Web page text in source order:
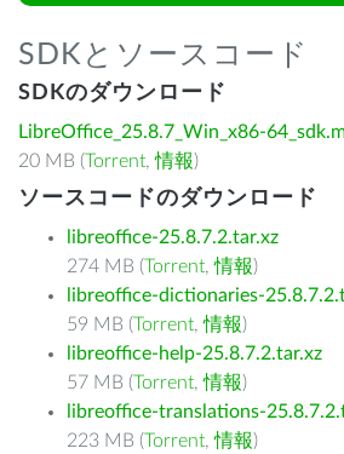
SDKとソースコード
SDKのダウンロード
LibreOffice_25.8.7_Win_x86-
20 MB (Torrent,情報)
ソースコードのダウンロード
libreoffice-25.8.7.2.tar.xz
274 MB (Torrent,情報)
libreoffice-dictionaries-
59 MB (Torrent,情報)
libreoffice-help-25.8.7.2.tar.xz
57 MB (Torrent,情報)
libreoffice-translations-
223 MB (Torrent,情報)